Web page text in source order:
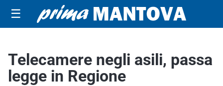
☰
Telecamere negli asili, passa
legge in Regione